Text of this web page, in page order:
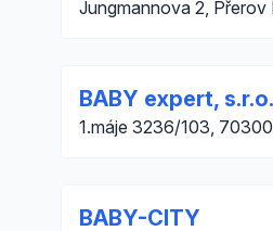
Jungmannova 2,
BABY expert, s.r.o.
1.máje 3236/103,
BABY-CITY